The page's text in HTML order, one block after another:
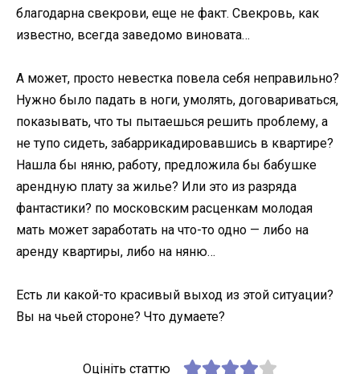
благодарна свекрови, еще не факт. Свекровь, как
известно, всегда заведомо виновата…
А может, просто невестка повела себя неправильно?
Нужно было падать в ноги, умолять, договариваться,
показывать, что ты пытаешься решить проблему, а
не тупо сидеть, забаррикадировавшись в квартире?
Нашла бы няню, работу, предложила бы бабушке
арендную плату за жилье? Или это из разряда
фантастики? по московским расценкам молодая
мать может заработать на что-то одно — либо на
аренду квартиры, либо на няню…
Есть ли какой-то красивый выход из этой ситуации?
Вы на чьей стороне? Что думаете?
Оцініть статтю